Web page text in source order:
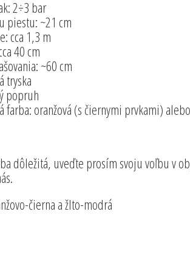
2÷3 bar
piestu: ~21 cm
cca 1,3 m
40 cm
~60 cm
tryska
popruh
farba: oranžová (s čiernymi prvkami)
dôležitá, uveďte prosím svoju voľbu v
čierna a žlto-modrá